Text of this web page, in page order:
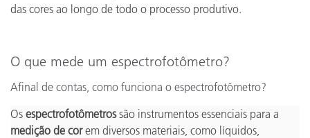
das cores ao longo de todo o processo produtivo.
O que mede um espectrofotômetro?
Afinal de contas, como funciona o espectrofotômetro?
Os espectrofotômetrossão instrumentos essenciais para a
medição de corem diversos materiais, como líquidos,